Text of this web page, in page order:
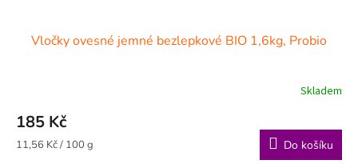
Vločky ovesné jemné bezlepkové BIO 1,6kg, Probio
Skladem
185 Kč
Měrná
11,56 Kč / 100 g Do košíku